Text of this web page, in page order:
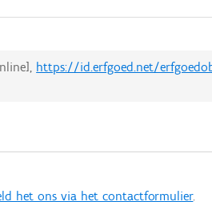
https://id.erfgoed.net/
het ons via het contactformulier.